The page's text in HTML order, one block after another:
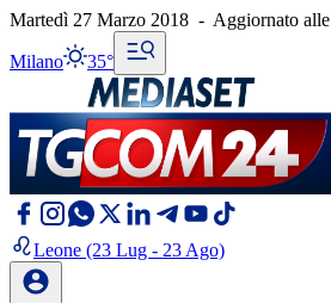
Martedì 27 Marzo 2018 - Aggiornato alle
Milano 35°
Leone (23 Lug - 23 Ago)